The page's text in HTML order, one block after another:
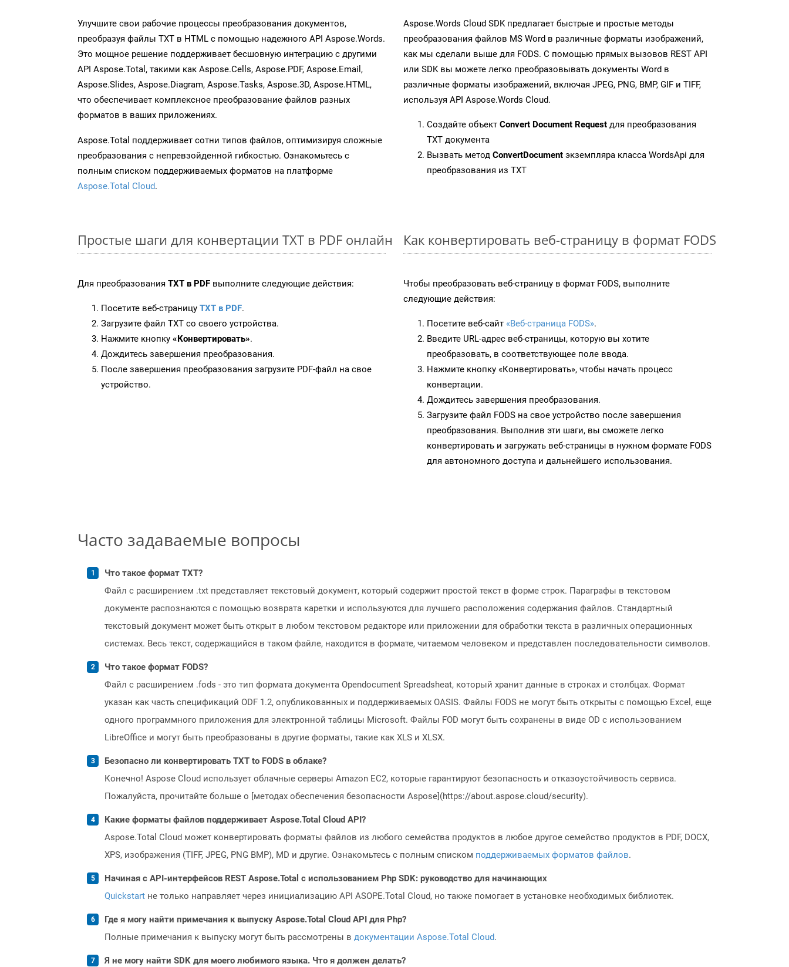
Улучшите свои рабочие процессы преобразования документов,
преобразуя файлы TXT в HTML с помощью надежного API Aspose.Words.
Это мощное решение поддерживает бесшовную интеграцию с другими
API Aspose.Total, такими как Aspose.Cells, Aspose.PDF, Aspose.Email,
Aspose.Slides, Aspose.Diagram, Aspose.Tasks, Aspose.3D, Aspose.HTML,
что обеспечивает комплексное преобразование файлов разных
форматов в ваших приложениях.
Aspose.Total поддерживает сотни типов файлов, оптимизируя сложные
преобразования с непревзойденной гибкостью. Ознакомьтесь с
полным списком поддерживаемых форматов на платформе
Aspose.Total Cloud.
Aspose.Words Cloud SDK предлагает быстрые и простые методы
преобразования файлов MS Word в различные форматы изображений,
как мы сделали выше для FODS. С помощью прямых вызовов REST API
или SDK вы можете легко преобразовывать документы Word в
различные форматы изображений, включая JPEG, PNG, BMP, GIF и TIFF,
используя API Aspose.Words Cloud.
Создайте объект Convert Document Request для преобразования
TXT документа
Вызвать метод ConvertDocument экземпляра класса WordsApi для
преобразования из TXT
Простые шаги для конвертации TXT в PDF онлайн
Для преобразования TXT в PDF выполните следующие действия:
Посетите веб-страницу TXT в PDF.
Загрузите файл TXT со своего устройства.
Нажмите кнопку «Конвертировать».
Дождитесь завершения преобразования.
После завершения преобразования загрузите PDF-файл на свое
устройство.
Как конвертировать веб-страницу в формат FODS
Чтобы преобразовать веб-страницу в формат FODS, выполните
следующие действия:
Посетите веб-сайт «Веб-страница FODS».
Введите URL-адрес веб-страницы, которую вы хотите
преобразовать, в соответствующее поле ввода.
Нажмите кнопку «Конвертировать», чтобы начать процесс
конвертации.
Дождитесь завершения преобразования.
Загрузите файл FODS на свое устройство после завершения
преобразования. Выполнив эти шаги, вы сможете легко
конвертировать и загружать веб-страницы в нужном формате FODS
для автономного доступа и дальнейшего использования.
Часто задаваемые вопросы
Что такое формат TXT?
Файл с расширением .txt представляет текстовый документ, который содержит простой текст в форме строк. Параграфы в текстовом
документе распознаются с помощью возврата каретки и используются для лучшего расположения содержания файлов. Стандартный
текстовый документ может быть открыт в любом текстовом редакторе или приложении для обработки текста в различных операционных
системах. Весь текст, содержащийся в таком файле, находится в формате, читаемом человеком и представлен последовательности символов.
Что такое формат FODS?
Файл с расширением .fods - это тип формата документа Opendocument Spreadsheat, который хранит данные в строках и столбцах. Формат
указан как часть спецификаций ODF 1.2, опубликованных и поддерживаемых OASIS. Файлы FODS не могут быть открыты с помощью Excel, еще
одного программного приложения для электронной таблицы Microsoft. Файлы FOD могут быть сохранены в виде OD с использованием
LibreOffice и могут быть преобразованы в другие форматы, такие как XLS и XLSX.
Безопасно ли конвертировать TXT to FODS в облаке?
Конечно! Aspose Cloud использует облачные серверы Amazon EC2, которые гарантируют безопасность и отказоустойчивость сервиса.
Пожалуйста, прочитайте больше о [методах обеспечения безопасности Aspose](https://about.aspose.cloud/security).
Какие форматы файлов поддерживает Aspose.Total Cloud API?
Aspose.Total Cloud может конвертировать форматы файлов из любого семейства продуктов в любое другое семейство продуктов в PDF, DOCX,
XPS, изображения (TIFF, JPEG, PNG BMP), MD и другие. Ознакомьтесь с полным списком поддерживаемых форматов файлов.
Начиная с API-интерфейсов REST Aspose.Total с использованием Php SDK: руководство для начинающих
Quickstart не только направляет через инициализацию API ASOPE.Total Cloud, но также помогает в установке необходимых библиотек.
Где я могу найти примечания к выпуску Aspose.Total Cloud API для Php?
Полные примечания к выпуску могут быть рассмотрены в документации Aspose.Total Cloud.
Я не могу найти SDK для моего любимого языка. Что я должен делать?